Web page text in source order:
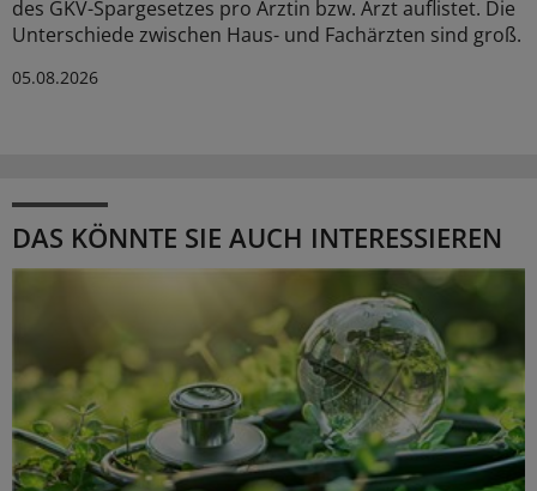
des GKV-Spargesetzes pro Ärztin bzw. Arzt auflistet. Die
Unterschiede zwischen Haus- und Fachärzten sind groß.
05.08.2026
DAS KÖNNTE SIE AUCH INTERESSIEREN